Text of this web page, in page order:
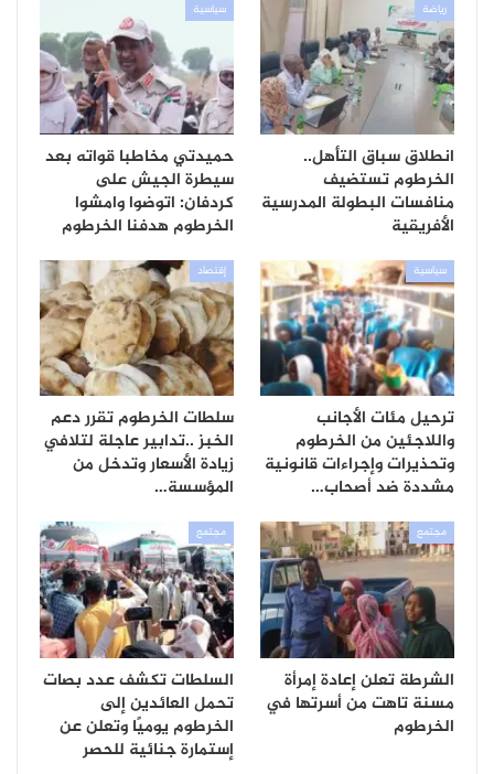
رياضة
انطلاق سباق التأهل..
الخرطوم تستضيف
منافسات البطولة المدرسية
الأفريقية
سياسية
حميدتي مخاطبا قواته بعد
سيطرة الجيش على
كردفان: اتوضوا وامشوا
الخرطوم هدفنا الخرطوم
سياسية
ترحيل مئات الأجانب
واللاجئين من الخرطوم
وتحذيرات وإجراءات قانونية
مشددة ضد أصحاب…
إقتصاد
سلطات الخرطوم تقرر دعم
الخبز ..تدابير عاجلة لتلافي
زيادة الأسعار وتدخل من
المؤسسة…
مجتمع
الشرطة تعلن إعادة إمرأة
مسنة تاهت من أسرتها في
الخرطوم
مجتمع
السلطات تكشف عدد بصات
تحمل العائدين إلى
الخرطوم يوميًا وتعلن عن
إستمارة جنائية للحصر